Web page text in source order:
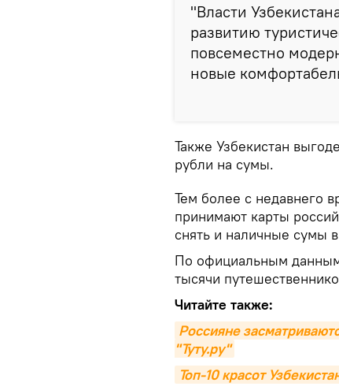
"Власти
развитию
повсеместно
новые
Также Узбекистан
рубли на сумы.
Тем более с недавнего
принимают карты
снять и наличные сумы
По официальным
тысячи
Читайте также:
Россияне
"Туту.ру"
Топ-10 красот